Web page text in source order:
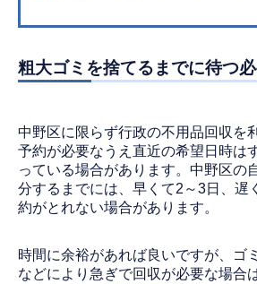
粗大ゴミを捨てるまでに待つ
中野区に限らず行政の不用品回収を
予約が必要なうえ直近の希望日時は
っている場合があります。中野区の
分するまでには、早くて2～3日、遅
約がとれない場合があります。
時間に余裕があれば良いですが、ゴ
などにより急ぎで回収が必要な場合